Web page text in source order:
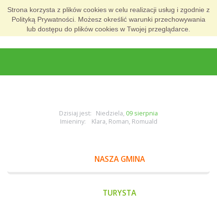
Strona korzysta z plików cookies w celu realizacji usług i zgodnie z
Polityką Prywatności. Możesz określić warunki przechowywania
lub dostępu do plików cookies w Twojej przeglądarce.
Dzisiaj jest: Niedziela, 09 sierpnia
Imieniny: Klara, Roman, Romuald
NASZA GMINA
TURYSTA